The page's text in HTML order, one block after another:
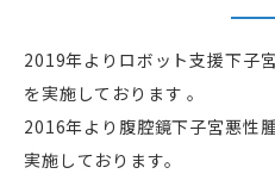
2019年よりロボット支援下子
を実施しております 。
2016年より腹腔鏡下子宮悪性
実施しております。